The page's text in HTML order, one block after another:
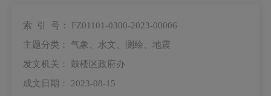
索 引 号： FZ01101-0300-2023-00006
主题分类： 气象、水文、测绘、地震
发文机关： 鼓楼区政府办
成文日期： 2023-08-15